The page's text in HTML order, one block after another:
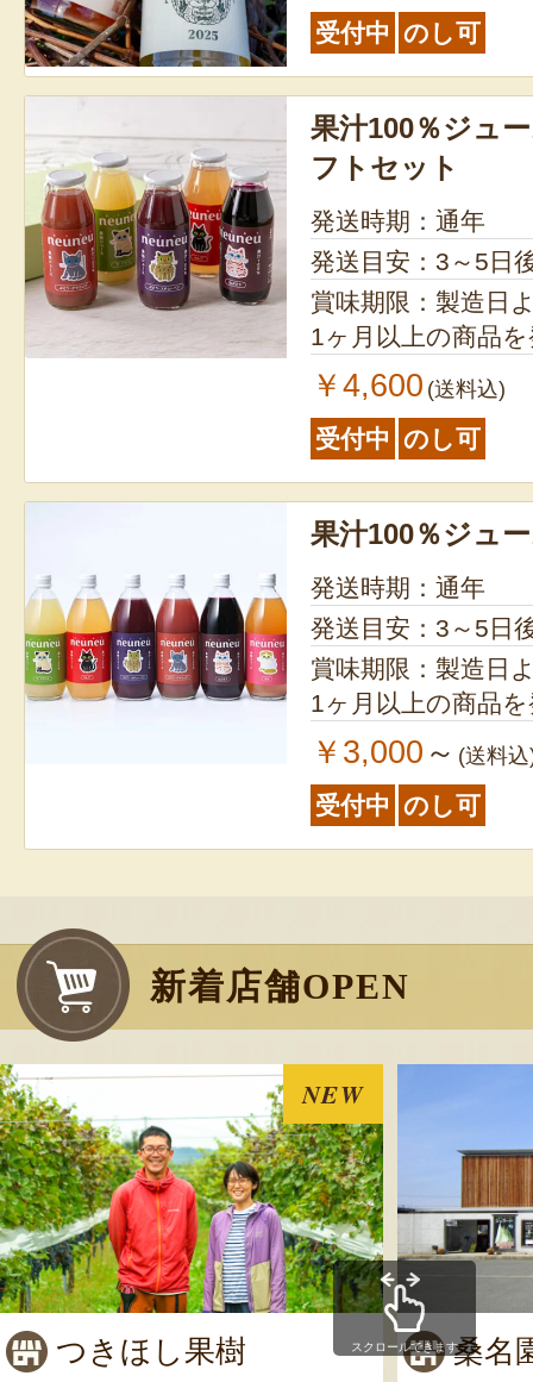
受付中 のし可
果汁100％ジュ
フトセット
発送時期：通年
発送目安：3～5日
賞味期限：製造日より1年 ※
1ヶ月以上の商品
￥4,600 (送料込)
受付中 のし可
果汁100％ジュ
発送時期：通年
発送目安：3～5日
賞味期限：製造日より1年 ※
1ヶ月以上の商品
￥3,000 ～ (送料
受付中 のし可
新着店舗OPEN
NEW
つきほし果樹 桑名
スクロールできます